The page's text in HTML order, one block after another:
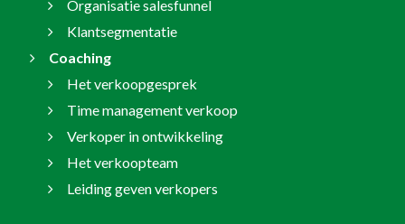
Organisatie salesfunnel
Klantsegmentatie
Coaching
Het verkoopgesprek
Time management verkoop
Verkoper in ontwikkeling
Het verkoopteam
Leiding geven verkopers